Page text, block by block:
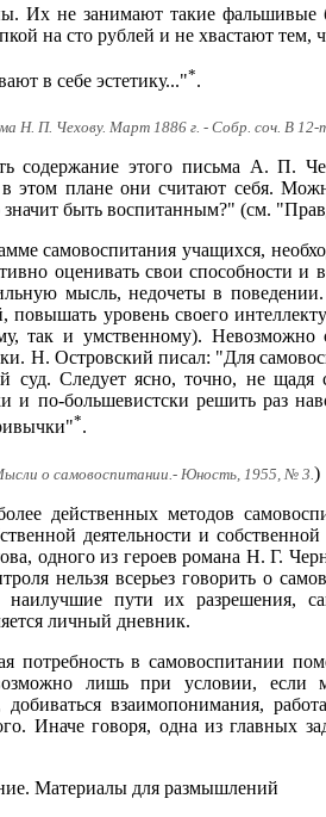
Их не занимают такие фальшивые
на сто рублей и не хвастают тем,
в себе эстетику..."*.
Н. П. Чехову. Март 1886 г. - Собр. соч. В
содержание этого письма А. П.
в этом плане они считают себя.
быть воспитанным?" (см.
самовоспитания учащихся,
оценивать свои способности
мысль, недочеты в
повышать уровень своего
так и умственному). Невозможно
Н. Островский писал: "Для
суд. Следует ясно, точно, не
и по-большевистски решить раз
*.
о самовоспитании.- Юность, 1955, № 3.)
действенных методов
деятельности и
одного из героев романа Н. Г.
нельзя всерьез говорить о
наилучшие пути их разрешения,
личный дневник.
потребность в самовоспитании
лишь при условии, если
добиваться взаимопонимания,
Иначе говоря, одна из главных
Материалы для размышлений